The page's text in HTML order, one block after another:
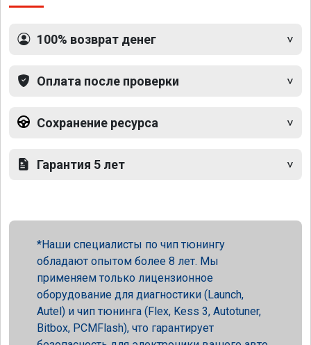
100% возврат денег
Оплата после проверки
Сохранение ресурса
Гарантия 5 лет
Наши специалисты по чип тюнингу
обладают опытом более 8 лет. Мы
применяем только лицензионное
оборудование для диагностики (Launch,
Autel) и чип тюнинга (Flex, Kess 3, Autotuner,
Bitbox, PCMFlash), что гарантирует